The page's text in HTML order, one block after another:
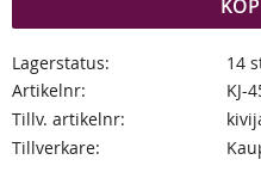
KÖP
Lagerstatus
14
Artikelnr
KJ-
Tillv. artikelnr
Tillverkare